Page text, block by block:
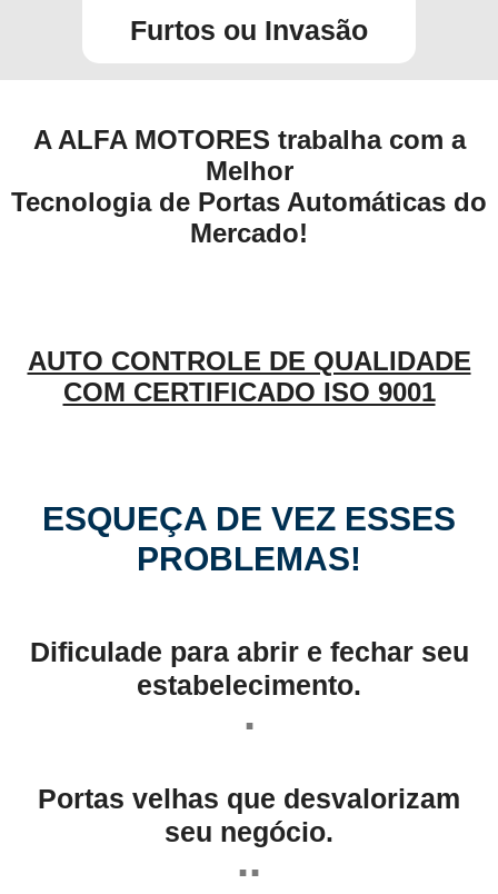
Furtos ou Invasão
A ALFA MOTORES trabalha com a
Melhor
Tecnologia de Portas Automáticas do
Mercado!
AUTO CONTROLE DE QUALIDADE
COM CERTIFICADO ISO 9001
ESQUEÇA DE VEZ ESSES
PROBLEMAS!
Dificulade para abrir e fechar seu
estabelecimento.
.
Portas velhas que desvalorizam
seu negócio.
..